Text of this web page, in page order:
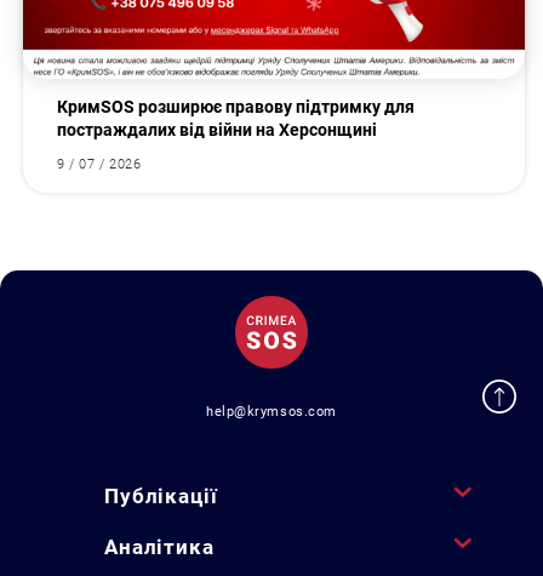
КримSOS розширює правову підтримку для
постраждалих від війни на Херсонщині
9 / 07 / 2026
help@krymsos.com
Публікації
Аналітика